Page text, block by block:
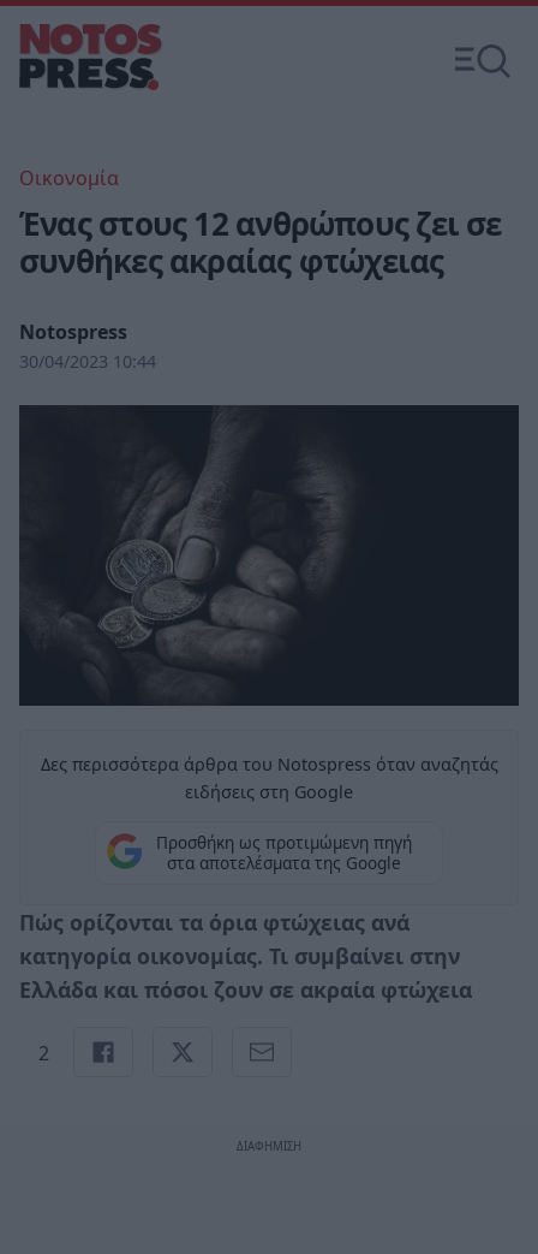
Οικονομία
Ένας στους 12 ανθρώπους ζει σε
συνθήκες ακραίας φτώχειας
Notospress
30/04/2023 10:44
Δες περισσότερα άρθρα του Notospress όταν αναζητάς
ειδήσεις στη Google
Προσθήκη ως προτιμώμενη πηγή
στα αποτελέσματα της Google
Πώς ορίζονται τα όρια φτώχειας ανά
κατηγορία οικονομίας. Τι συμβαίνει στην
Ελλάδα και πόσοι ζουν σε ακραία φτώχεια
2